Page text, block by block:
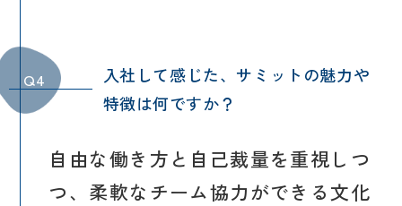
Q4
入社して感じた、サミットの魅力や
特徴は何ですか？
自由な働き方と自己裁量を重視しつ
つ、柔軟なチーム協力ができる文化